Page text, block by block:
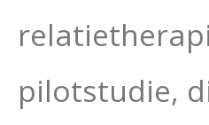
pilotstudie,